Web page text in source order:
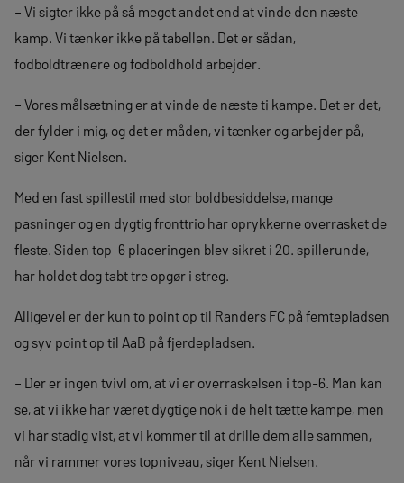
– Vi sigter ikke på så meget andet end at vinde den næste
kamp. Vi tænker ikke på tabellen. Det er sådan,
fodboldtrænere og fodboldhold arbejder.
– Vores målsætning er at vinde de næste ti kampe. Det er det,
der fylder i mig, og det er måden, vi tænker og arbejder på,
siger Kent Nielsen.
Med en fast spillestil med stor boldbesiddelse, mange
pasninger og en dygtig fronttrio har oprykkerne overrasket de
fleste. Siden top-6 placeringen blev sikret i 20. spillerunde,
har holdet dog tabt tre opgør i streg.
Alligevel er der kun to point op til Randers FC på femtepladsen
og syv point op til AaB på fjerdepladsen.
– Der er ingen tvivl om, at vi er overraskelsen i top-6. Man kan
se, at vi ikke har været dygtige nok i de helt tætte kampe, men
vi har stadig vist, at vi kommer til at drille dem alle sammen,
når vi rammer vores topniveau, siger Kent Nielsen.